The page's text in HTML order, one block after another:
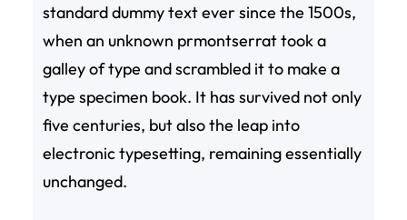
standard dummy text ever since the 1500s,
when an unknown prmontserrat took a
galley of type and scrambled it to make a
type specimen book. It has survived not only
five centuries, but also the leap into
electronic typesetting, remaining essentially
unchanged.